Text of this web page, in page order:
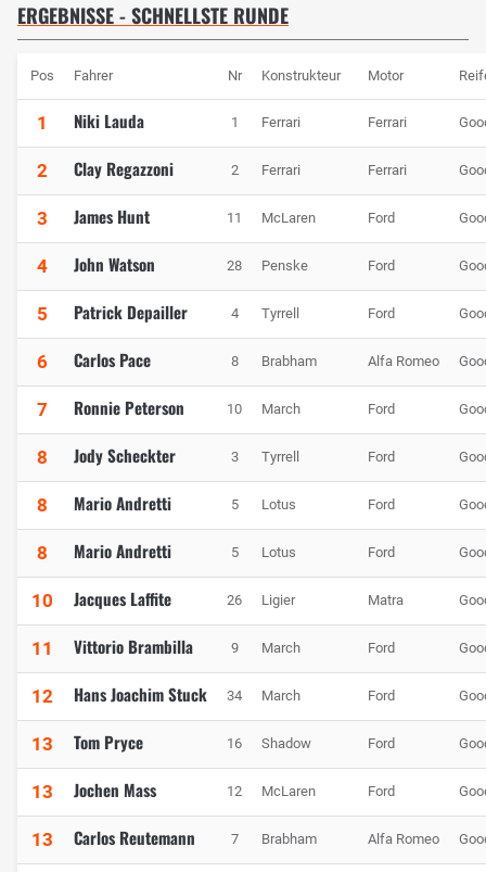
ERGEBNISSE - SCHNELLSTE RUNDE
Pos Fahrer Nr Konstrukteur Motor
1 Niki Lauda 1 Ferrari Ferrari
2 Clay Regazzoni 2 Ferrari Ferrari
3 James Hunt 11 McLaren Ford
4 John Watson 28 Penske Ford
5 Patrick Depailler 4 Tyrrell Ford
6 Carlos Pace 8 Brabham Alfa Romeo
7 Ronnie Peterson 10 March Ford
8 Jody Scheckter 3 Tyrrell Ford
8 Mario Andretti 5 Lotus Ford
8 Mario Andretti 5 Lotus Ford
10 Jacques Laffite 26 Ligier Matra
11 Vittorio Brambilla 9 March Ford
12 Hans Joachim Stuck 34 March Ford
13 Tom Pryce 16 Shadow Ford
13 Jochen Mass 12 McLaren Ford
13 Carlos Reutemann 7 Brabham Alfa Romeo